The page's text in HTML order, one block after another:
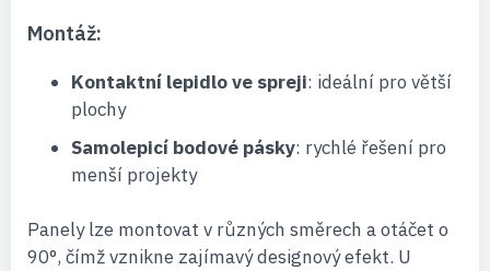
Montáž:
Kontaktní lepidlo ve spreji: ideální pro větší
plochy
Samolepicí bodové pásky: rychlé řešení pro
menší projekty
Panely lze montovat v různých směrech a otáčet o
90°, čímž vznikne zajímavý designový efekt. U